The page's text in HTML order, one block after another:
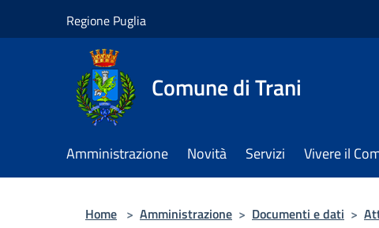
Regione Puglia
Comune di Trani
Amministrazione Novità Servizi Vivere il
Home > Amministrazione > Documenti e dati >